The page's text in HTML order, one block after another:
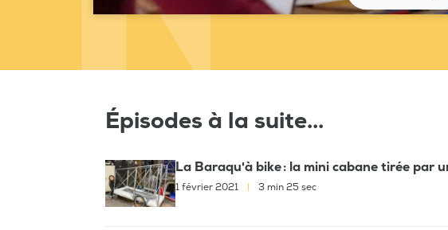
Épisodes à la suite...
La Baraqu'à bike : la mini cabane tirée par
1 février 2021 3 min 25 sec